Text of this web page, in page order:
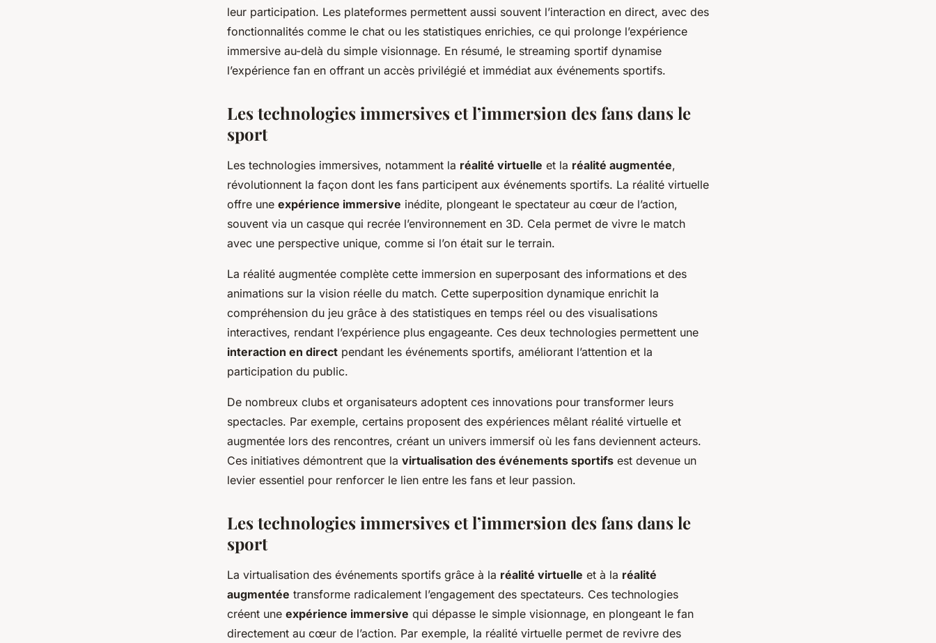
leur participation. Les plateformes permettent aussi souvent l’interaction en direct, avec des
fonctionnalités comme le chat ou les statistiques enrichies, ce qui prolonge l’expérience
immersive au-delà du simple visionnage. En résumé, le streaming sportif dynamise
l’expérience fan en offrant un accès privilégié et immédiat aux événements sportifs.
Les technologies immersives et l’immersion des fans dans le
sport
Les technologies immersives, notamment la réalité virtuelle et la réalité augmentée,
révolutionnent la façon dont les fans participent aux événements sportifs. La réalité virtuelle
offre une expérience immersive inédite, plongeant le spectateur au cœur de l’action,
souvent via un casque qui recrée l’environnement en 3D. Cela permet de vivre le match
avec une perspective unique, comme si l’on était sur le terrain.
La réalité augmentée complète cette immersion en superposant des informations et des
animations sur la vision réelle du match. Cette superposition dynamique enrichit la
compréhension du jeu grâce à des statistiques en temps réel ou des visualisations
interactives, rendant l’expérience plus engageante. Ces deux technologies permettent une
interaction en direct pendant les événements sportifs, améliorant l’attention et la
participation du public.
De nombreux clubs et organisateurs adoptent ces innovations pour transformer leurs
spectacles. Par exemple, certains proposent des expériences mêlant réalité virtuelle et
augmentée lors des rencontres, créant un univers immersif où les fans deviennent acteurs.
Ces initiatives démontrent que la virtualisation des événements sportifs est devenue un
levier essentiel pour renforcer le lien entre les fans et leur passion.
Les technologies immersives et l’immersion des fans dans le
sport
La virtualisation des événements sportifs grâce à la réalité virtuelle et à la réalité
augmentée transforme radicalement l’engagement des spectateurs. Ces technologies
créent une expérience immersive qui dépasse le simple visionnage, en plongeant le fan
directement au cœur de l’action. Par exemple, la réalité virtuelle permet de revivre des